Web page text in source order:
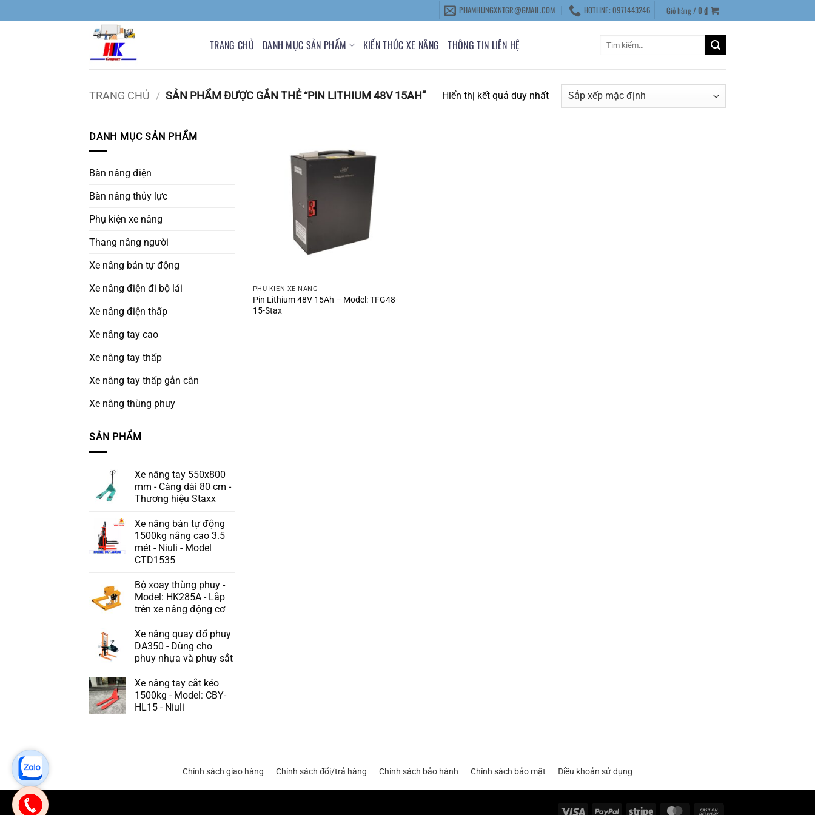
qua
PHAMHUNGXNTGR@GMAIL.COM HOTLINE: 0971443246 Giỏ hàng /0₫
TRANG CHỦ DANH MỤC SẢN PHẨM KIẾN THỨC XE NÂNG THÔNG TIN LIÊN HỆ
TRANG CHỦ / SẢN PHẨM ĐƯỢC GẮN THẺ “PIN LITHIUM 48V 15AH” Hiển thị kết quả duy nhất
DANH MỤC SẢN PHẨM
Bàn nâng điện
Bàn nâng thủy lực
Phụ kiện xe nâng
Thang nâng người
Xe nâng bán tự động
Xe nâng điện đi bộ lái
Xe nâng điện thấp
Xe nâng tay cao
Xe nâng tay thấp
Xe nâng tay thấp gắn cân
Xe nâng thùng phuy
SẢN PHẨM
Xe nâng tay 550x800
mm - Càng dài 80 cm -
Thương hiệu Staxx
Xe nâng bán tự động
1500kg nâng cao 3.5
mét - Niuli - Model
CTD1535
Bộ xoay thùng phuy -
Model: HK285A - Lắp
trên xe nâng động cơ
Xe nâng quay đổ phuy
DA350 - Dùng cho
phuy nhựa và phuy sắt
Xe nâng tay cắt kéo
1500kg - Model: CBY-
HL15 - Niuli
PHỤ KIỆN XE NÂNG
Pin Lithium 48V 15Ah – Model: TFG48-
15-Stax
Chính sách giao hàng Chính sách đổi/trả hàng Chính sách bảo hành Chính sách bảo mật Điều khoản sử dụng
Visa PayPal Stripe MasterCard